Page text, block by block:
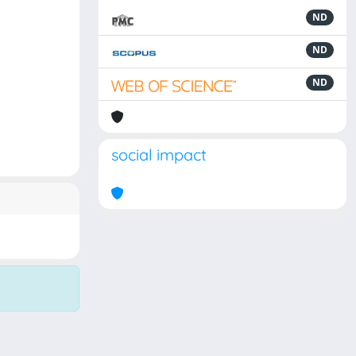
ND
ND
ND
social impact